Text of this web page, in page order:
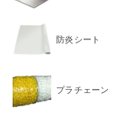
防炎シート
プラチェーン